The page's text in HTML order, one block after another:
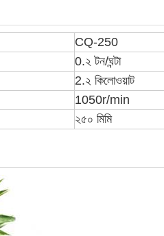
CQ-250
0.২ টন/ঘন্টা
2.২ কিলোওয়াট
1050r/min
২৫০ মিমি